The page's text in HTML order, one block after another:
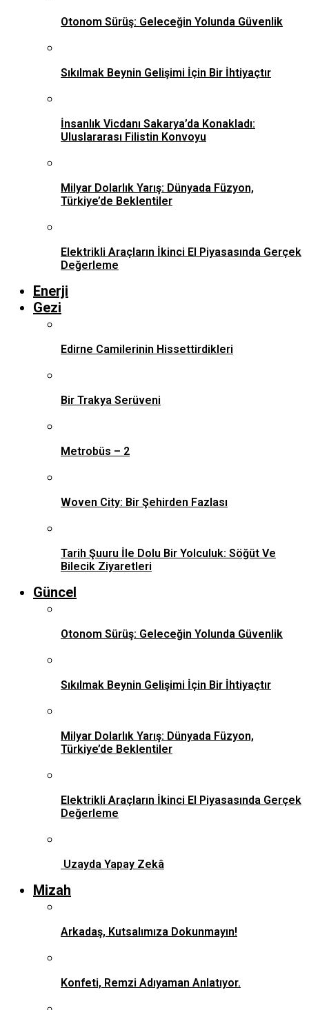
Otonom Sürüş: Geleceğin Yolunda Güvenlik
Sıkılmak Beynin Gelişimi İçin Bir İhtiyaçtır
İnsanlık Vicdanı Sakarya’da Konakladı:
Uluslararası Filistin Konvoyu
Milyar Dolarlık Yarış: Dünyada Füzyon,
Türkiye’de Beklentiler
Elektrikli Araçların İkinci El Piyasasında Gerçek
Değerleme
Enerji
Gezi
Edirne Camilerinin Hissettirdikleri
Bir Trakya Serüveni
Metrobüs – 2
Woven City: Bir Şehirden Fazlası
Tarih Şuuru İle Dolu Bir Yolculuk: Söğüt Ve
Bilecik Ziyaretleri
Güncel
Otonom Sürüş: Geleceğin Yolunda Güvenlik
Sıkılmak Beynin Gelişimi İçin Bir İhtiyaçtır
Milyar Dolarlık Yarış: Dünyada Füzyon,
Türkiye’de Beklentiler
Elektrikli Araçların İkinci El Piyasasında Gerçek
Değerleme
Uzayda Yapay Zekâ
Mizah
Arkadaş, Kutsalımıza Dokunmayın!
Konfeti, Remzi Adıyaman Anlatıyor.